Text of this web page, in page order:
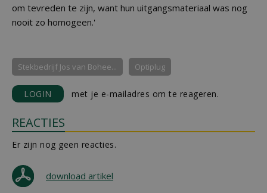
om tevreden te zijn, want hun uitgangsmateriaal was nog
nooit zo homogeen.'
Stekbedrijf Jos van Bohee... Optiplug
LOGIN met je e-mailadres om te reageren.
REACTIES
Er zijn nog geen reacties.
download artikel